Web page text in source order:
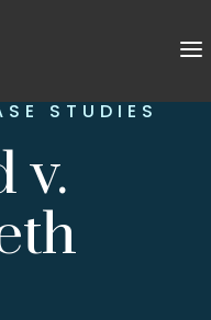
STUDIES
v.